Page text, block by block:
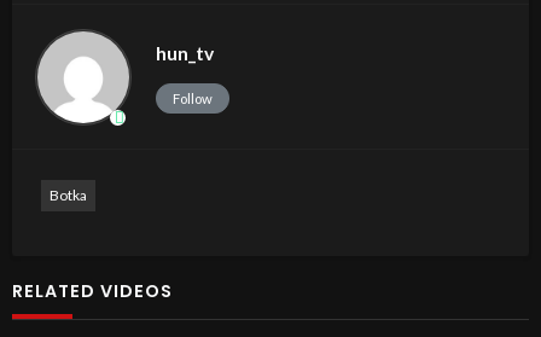
hun_tv
Follow
Botka
RELATED VIDEOS